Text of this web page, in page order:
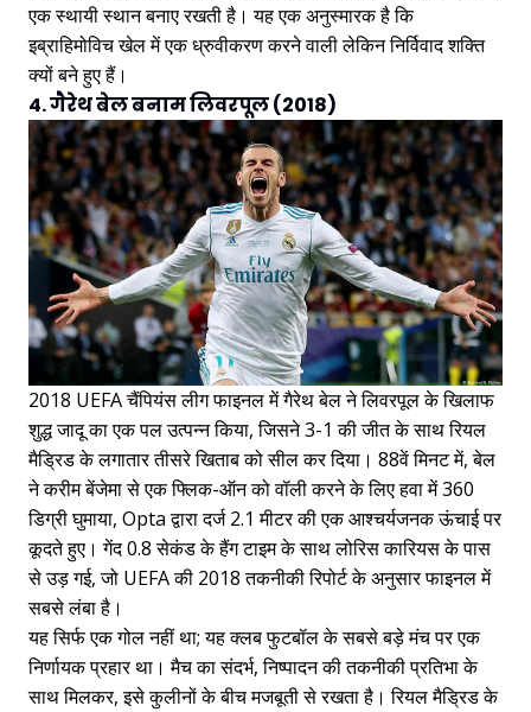
एक स्थायी स्थान बनाए रखती है। यह एक अनुस्मारक है कि
इब्राहिमोविच खेल में एक ध्रुवीकरण करने वाली लेकिन निर्विवाद शक्ति
क्यों बने हुए हैं।
4. गैरेथ बेल बनाम लिवरपूल (2018)
2018 UEFA चैंपियंस लीग फाइनल में गैरेथ बेल ने लिवरपूल के खिलाफ
शुद्ध जादू का एक पल उत्पन्न किया, जिसने 3-1 की जीत के साथ रियल
मैड्रिड के लगातार तीसरे खिताब को सील कर दिया। 88वें मिनट में, बेल
ने करीम बेंजेमा से एक फ्लिक-ऑन को वॉली करने के लिए हवा में 360
डिग्री घुमाया, Opta द्वारा दर्ज 2.1 मीटर की एक आश्चर्यजनक ऊंचाई पर
कूदते हुए। गेंद 0.8 सेकंड के हैंग टाइम के साथ लोरिस कारियस के पास
से उड़ गई, जो UEFA की 2018 तकनीकी रिपोर्ट के अनुसार फाइनल में
सबसे लंबा है।
यह सिर्फ एक गोल नहीं था; यह क्लब फुटबॉल के सबसे बड़े मंच पर एक
निर्णायक प्रहार था। मैच का संदर्भ, निष्पादन की तकनीकी प्रतिभा के
साथ मिलकर, इसे कुलीनों के बीच मजबूती से रखता है। रियल मैड्रिड के